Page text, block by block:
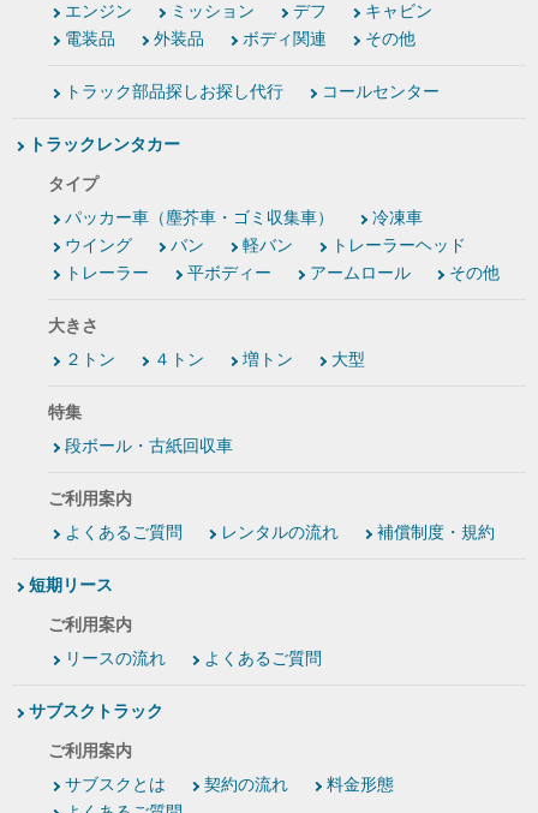
エンジン
ミッション デフ
キャビン
電装品
外装品 ボディ関連 その他
トラック部品探しお探し代行 コールセンター
トラックレンタカー
タイプ
パッカー車（塵芥車・ゴミ収集車）
冷凍車
ウイング
バン 軽バン
トレーラーヘッド
トレーラー
平ボディー アームロール その他
大きさ
２トン
４トン 増トン 大型
特集
段ボール・古紙回収車
ご利用案内
よくあるご質問
レンタルの流れ 補償制度・規約
短期リース
ご利用案内
リースの流れ
よくあるご質問
サブスクトラック
ご利用案内
サブスクとは
契約の流れ
料金形態